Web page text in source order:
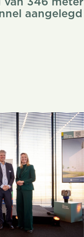
aangelegd